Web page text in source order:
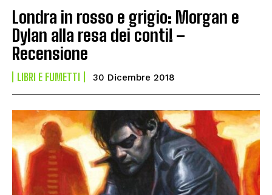
Londra in rosso e grigio: Morgan e
Dylan alla resa dei conti! –
Recensione
LIBRI E FUMETTI 30 Dicembre 2018